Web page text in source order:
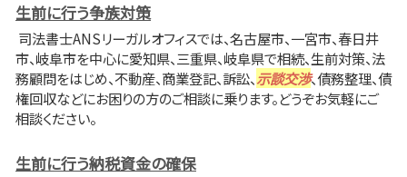
生前に行う争族対策
司法書士ANSリーガルオフィスでは、名古屋市、一宮市、春日井
市、岐阜市を中心に愛知県、三重県、岐阜県で相続、生前対策、法
務顧問をはじめ、不動産、商業登記、訴訟、示談交渉、債務整理、債
権回収などにお困りの方のご相談に乗ります。どうぞお気軽にご
相談ください。
生前に行う納税資金の確保